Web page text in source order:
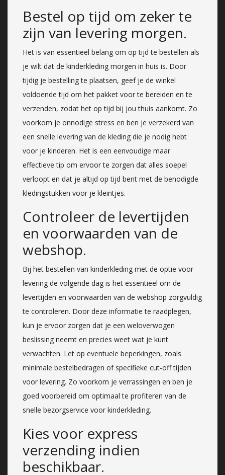
Bestel op tijd om zeker te
zijn van levering morgen.
Het is van essentieel belang om op tijd te bestellen als
je wilt dat de kinderkleding morgen in huis is. Door
tijdig je bestelling te plaatsen, geef je de winkel
voldoende tijd om het pakket voor te bereiden en te
verzenden, zodat het op tijd bij jou thuis aankomt. Zo
voorkom je onnodige stress en ben je verzekerd van
een snelle levering van de kleding die je nodig hebt
voor je kinderen. Het is een eenvoudige maar
effectieve tip om ervoor te zorgen dat alles soepel
verloopt en dat je altijd op tijd bent met de benodigde
kledingstukken voor je kleintjes.
Controleer de levertijden
en voorwaarden van de
webshop.
Bij het bestellen van kinderkleding met de optie voor
levering de volgende dag is het essentieel om de
levertijden en voorwaarden van de webshop zorgvuldig
te controleren. Door deze informatie te raadplegen,
kun je ervoor zorgen dat je een weloverwogen
beslissing neemt en precies weet wat je kunt
verwachten. Let op eventuele beperkingen, zoals
minimale bestelbedragen of specifieke cut-off tijden
voor levering. Zo voorkom je verrassingen en ben je
goed voorbereid om optimaal te profiteren van de
snelle bezorgservice voor kinderkleding.
Kies voor express
verzending indien
beschikbaar.